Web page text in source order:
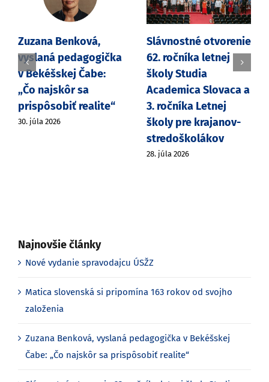
Zuzana Benková,
vyslaná pedagogička
v Bekéšskej Čabe:
„Čo najskôr sa
prispôsobiť realite“
30. júla 2026
Slávnostné otvorenie
62. ročníka letnej
školy Studia
Academica Slovaca a
3. ročníka Letnej
školy pre krajanov-
stredoškolákov
28. júla 2026
Najnovšie články
Nové vydanie spravodajcu ÚSŽZ
Matica slovenská si pripomína 163 rokov od svojho
založenia
Zuzana Benková, vyslaná pedagogička v Bekéšskej
Čabe: „Čo najskôr sa prispôsobiť realite“